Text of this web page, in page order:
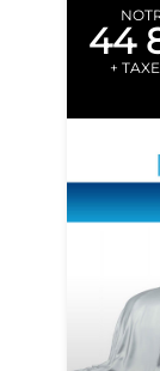
44
+